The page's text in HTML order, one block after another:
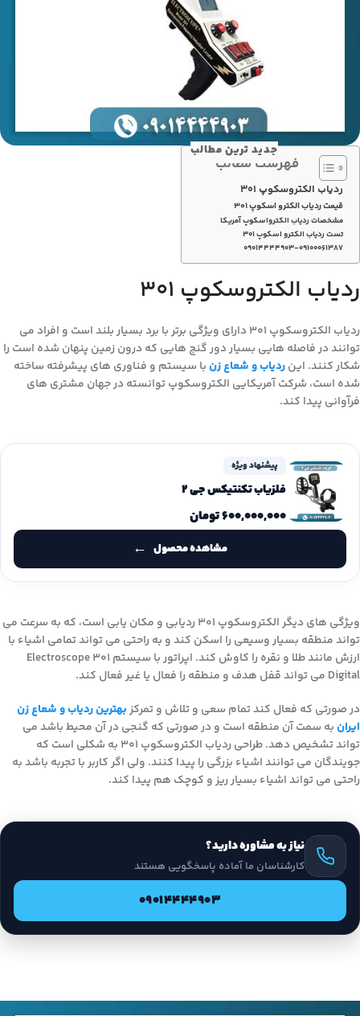
جدید ترین مطالب
فهرست مطالب
ردیاب الکتروسکوپ 301
قیمت ردیاب الکترو اسکوپ 301
مشخصات ردیاب الکترواسکوپ آمریکا
تست ردیاب الکترو اسکوپ ۳۰۱
۰۹۰۱۴۴۴۴۹۰۳-۰۹۱۰۰۰۶۱۳۸۷
ردیاب الکتروسکوپ 301
ردیاب الکتروسکوپ 301 دارای ویژگی برتر با برد بسیار بلند است و افراد می
توانند در فاصله هایی بسیار دور گنج هایی که درون زمین پنهان شده است را
شکار کنند. اینردیاب و شعاع زنبا سیستم و فناوری های پیشرفته ساخته
شده است، شرکت آمریکایی الکتروسکوپ توانسته در جهان مشتری های
فرآوانی پیدا کند.
پیشنهاد ویژه
فلزیاب تکنتیکس جی 2
۶۰۰,۰۰۰,۰۰۰تومان
مشاهده محصول
ویژگی های دیگر الکتروسکوپ 301 ردیابی و مکان یابی است، که به سرعت می
تواند منطقه بسیار وسیعی را اسکن کند و به راحتی می تواند تمامی اشیاء با
ارزش مانند طلا و نقره را کاوش کند. اپراتور با سیستم Electroscope 301
Digital می تواند قفل هدف و منطقه را فعال یا غیر فعال کند.
در صورتی که فعال کند تمام سعی و تلاش و تمرکزبهترین ردیاب و شعاع زن
ایرانبه سمت آن منطقه است و در صورتی که گنجی در آن محیط باشد می
تواند تشخیص دهد. طراحی ردیاب الکتروسکوپ 301 به شکلی است که
جویندگان می توانند اشیاء بزرگی را پیدا کنند. ولی اگر کاربر با تجربه باشد به
راحتی می تواند اشیاء بسیار ریز و کوچک هم پیدا کند.
نیاز به مشاوره دارید؟
کارشناسان ما آماده پاسخگویی هستند
09014444903